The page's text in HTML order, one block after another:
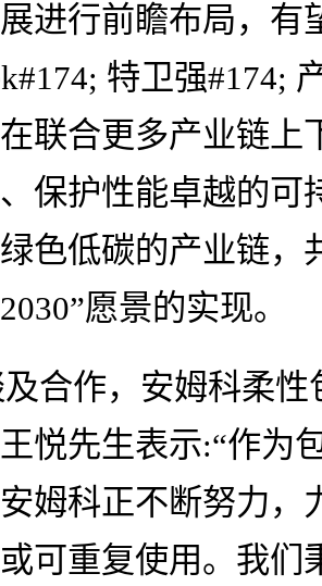
进行前瞻布局，有
特卫强#174;
联合更多产业链上
保护性能卓越的可
色低碳的产业链，
愿景的实现。
合作，安姆科柔
悦先生表示:“作为
姆科正不断努力，
可重复使用。我们